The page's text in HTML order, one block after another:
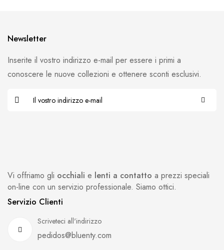
Vi offriamo gli occhiali e lenti a contatto a prezzi speciali
on-line con un servizio professionale. Siamo ottici.
Servizio Clienti
Scriveteci all'indirizzo
pedidos@bluenty.com
Newsletter
Inserite il vostro indirizzo e-mail per essere i primi a
conoscere le nuove collezioni e ottenere sconti esclusivi.